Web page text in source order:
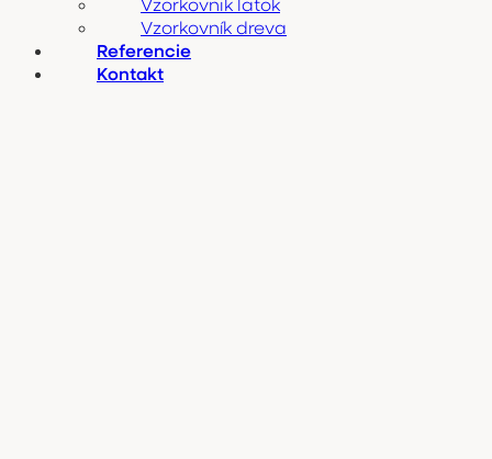
Vzorkovník dreva
Referencie
Kontakt